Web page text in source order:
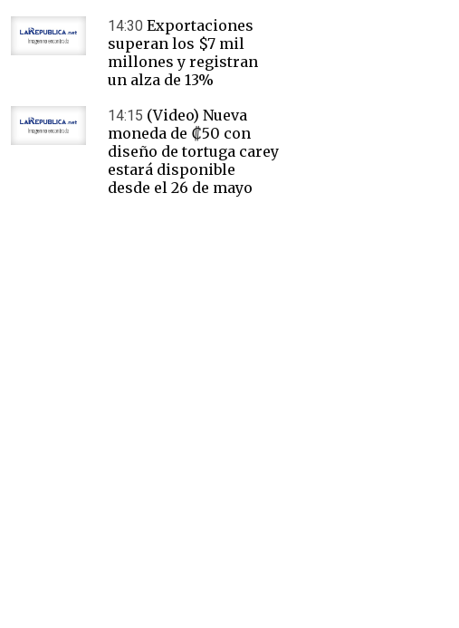
14:30 Exportaciones
superan los $7 mil
millones y registran
un alza de 13%
14:15 (Video) Nueva
moneda de ₡50 con
diseño de tortuga carey
estará disponible
desde el 26 de mayo